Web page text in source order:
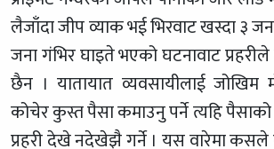
लैजाँदा जीप व्याक भई भिरवाट खस्दा ३
जना गंभिर घाइते भएको घटनावाट
छैन । यातायात व्यवसायीलाई जोखिम
कोचेर कुस्त पैसा कमाउनु पर्ने त्यहि
प्रहरी देखे नदेखेझै गर्ने । यस वारेमा कसले